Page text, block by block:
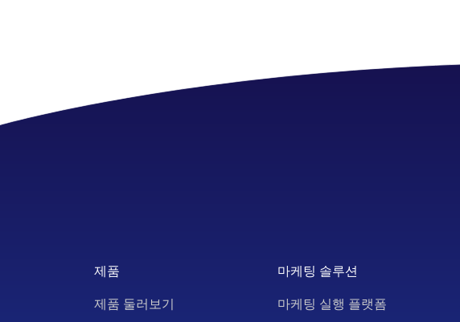
제품
제품 둘러보기
마케팅 솔루션
마케팅 실행 플랫폼